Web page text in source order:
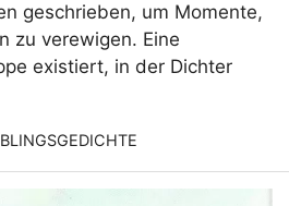
geschrieben, um Momente,
zu verewigen. Eine
existiert, in der Dichter